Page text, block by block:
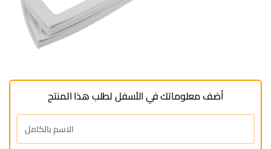
أضف معلوماتك في الأسفل لطلب هذا المنتج